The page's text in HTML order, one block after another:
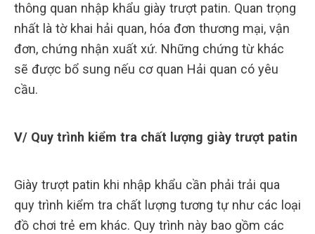
thông quan nhập khẩu giày trượt patin. Quan trọng
nhất là tờ khai hải quan, hóa đơn thương mại, vận
đơn, chứng nhận xuất xứ. Những chứng từ khác
sẽ được bổ sung nếu cơ quan Hải quan có yêu
cầu.
V/ Quy trình kiểm tra chất lượng giày trượt patin
Giày trượt patin khi nhập khẩu cần phải trải qua
quy trình kiểm tra chất lượng tương tự như các loại
đồ chơi trẻ em khác. Quy trình này bao gồm các